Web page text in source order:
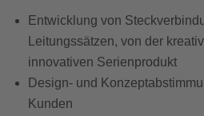
Entwicklung von
Leitungssätzen, von der
innovativen Serienprodukt
Design- und
Kunden